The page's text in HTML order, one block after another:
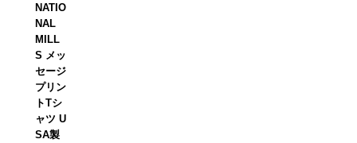
NATIO
NAL
MILL
S メッ
セージ
プリン
トTシ
ャツ U
SA製